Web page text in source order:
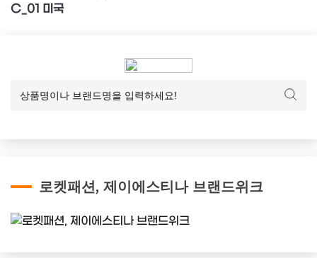
C_01 미국
로켓패션, 제이에스티나 브랜드위크